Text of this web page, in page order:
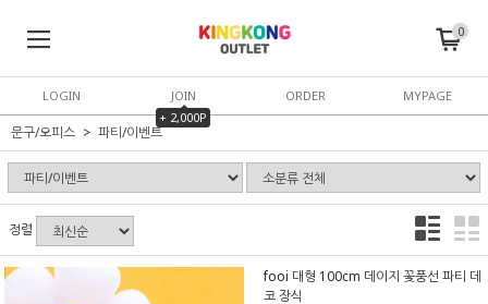
0
LOGIN
JOIN
+ 2,000P
ORDER MYPAGE
문구/오피스 파티/이벤트
정렬
fooi 대형 100cm 데이지 꽃풍선 파티 데
코 장식